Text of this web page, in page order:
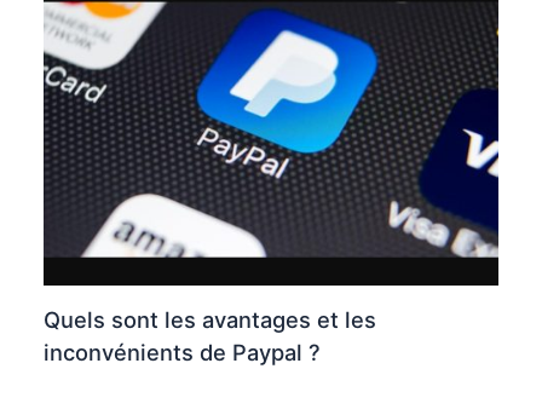
Quels sont les avantages et les
inconvénients de Paypal ?